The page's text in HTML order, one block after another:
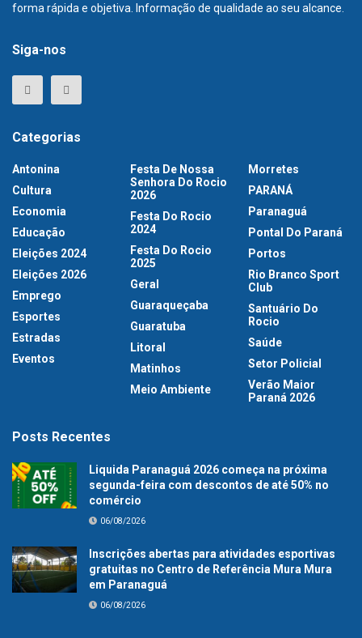
forma rápida e objetiva. Informação de qualidade ao seu alcance.
Siga-nos
Categorias
Antonina
Cultura
Economia
Educação
Eleições 2024
Eleições 2026
Emprego
Esportes
Estradas
Eventos
Festa De Nossa
Senhora Do Rocio
2026
Festa Do Rocio
2024
Festa Do Rocio
2025
Geral
Guaraqueçaba
Guaratuba
Litoral
Matinhos
Meio Ambiente
Morretes
PARANÁ
Paranaguá
Pontal Do Paraná
Portos
Rio Branco Sport
Club
Santuário Do
Rocio
Saúde
Setor Policial
Verão Maior
Paraná 2026
Posts Recentes
Liquida Paranaguá 2026 começa na próxima
segunda-feira com descontos de até 50% no
comércio
06/08/2026
Inscrições abertas para atividades esportivas
gratuitas no Centro de Referência Mura Mura
em Paranaguá
06/08/2026